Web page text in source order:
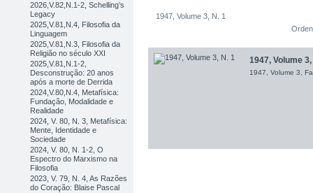
2026,V.82,N.1-2, Schelling’s
Legacy
2025,V.81,N.4, Filosofia da
Linguagem
2025,V.81,N.3, Filosofia da
Religião no século XXI
2025,V.81,N.1-2,
Desconstrução: 20 anos
após a morte de Derrida
2024,V.80,N.4, Metafísica:
Fundação, Modalidade e
Realidade
2024, V. 80, N. 3, Metafísica:
Mente, Identidade e
Sociedade
2024, V. 80, N. 1-2, O
Espectro do Marxismo na
Filosofia
2023, V. 79, N. 4, As Razões
do Coração: Blaise Pascal
1947, Volume 3, N. 1
1947, Volume 3,
1947, Volume 3,